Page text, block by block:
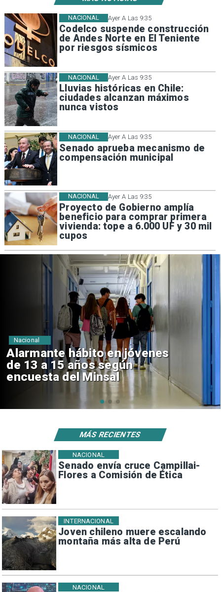
Ayer A Las 9:35
Codelco suspende construcción
de Andes Norte en El Teniente
por riesgos sísmicos
NACIONAL
Ayer A Las 9:35
Lluvias históricas en Chile:
ciudades alcanzan máximos
nunca vistos
NACIONAL
Ayer A Las 9:35
Senado aprueba mecanismo de
compensación municipal
NACIONAL
Ayer A Las 9:35
Proyecto de Gobierno amplía
beneficio para comprar primera
vivienda: tope a 6.000 UF y 30 mil
cupos
NACIONAL
Aprueban creación del Parque
Sebastián Piñera con inversión
de $4 mil millones
Regiones
Senado envía cruce Campillai-
Flores a Comisión de Ética
NACIONAL
Joven chileno muere escalando
montaña más alta de Perú
INTERNACIONAL
NACIONAL
MÁS RECIENTES